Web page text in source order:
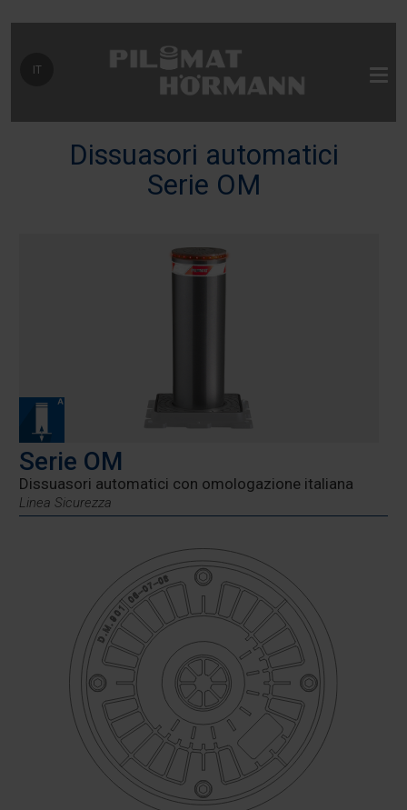
Seleziona la tua lingua
IT
Dissuasori automatici
Serie OM
Serie OM
Dissuasori automatici con omologazione italiana
Linea Sicurezza